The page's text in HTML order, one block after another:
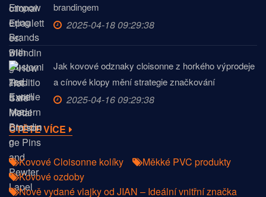
brandingem
2025-04-18 09:29:38
Jak kovové odznaky cloisonne z horkého výprodeje
a cínové klopy mění strategie značkování
2025-04-16 09:29:38
ČTĚTE VÍCE
Kovové Cloisonne kolíky
Měkké PVC produkty
Kovové ozdoby
Nově vydané vlajky od JIAN – Ideální vnitřní značka